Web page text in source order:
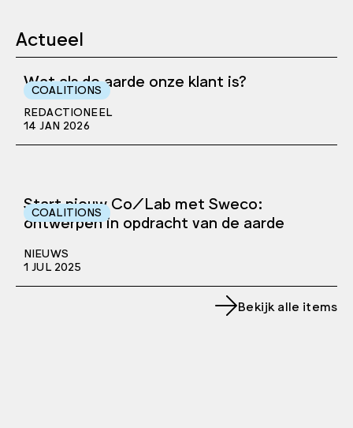
Actueel
COALITIONS
Wat als de aarde onze klant is?
REDACTIONEEL
14 JAN 2026
COALITIONS
Start nieuw Co/Lab met Sweco:
ontwerpen in opdracht van de aarde
NIEUWS
1 JUL 2025
Bekijk alle items